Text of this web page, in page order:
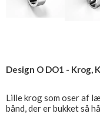
Design O DO1 - Krog,
Lille krog som oser af
bånd, der er bukket så